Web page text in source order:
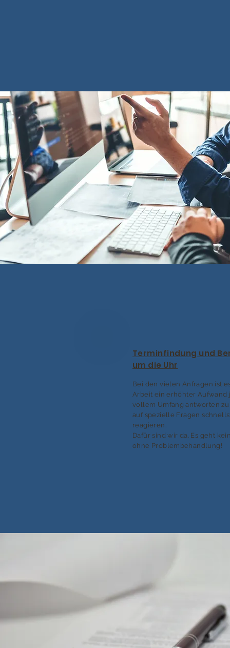
Terminfindung und
um die Uhr
Bei den vielen Anfragen ist
Arbeit ein erhöhter Aufwand
vollem Umfang antworten
auf spezielle Fragen
reagieren.
Dafür sind wir da. Es geht
ohne Problembehandlung!